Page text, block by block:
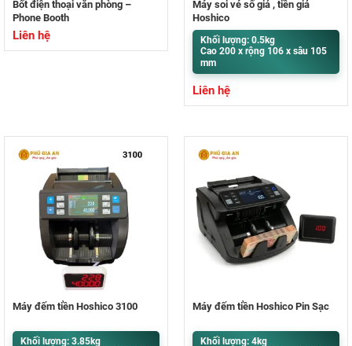
Bốt điện thoại văn phòng –
Phone Booth
Liên hệ
Máy soi vé số giả , tiền giả
Hoshico
Khối lượng: 0.5kg
Cao 200 x rộng 106 x sâu 105
mm
Liên hệ
Máy đếm tiền Hoshico 3100
Khối lượng: 3.85kg
Máy đếm tiền Hoshico Pin Sạc
Khối lượng: 4kg